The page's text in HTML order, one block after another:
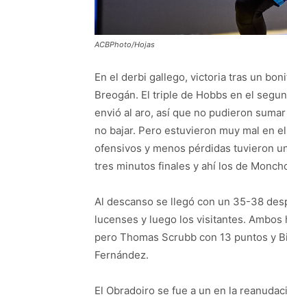
ACBPhoto/Hojas
En el derbi gallego, victoria tras un
Breogán. El triple de Hobbs en el
envió al aro, así que no pudieron
no bajar. Pero estuvieron muy mal en
ofensivos y menos pérdidas tuvieron
tres minutos finales y ahí los de
Al descanso se llegó con un 35-38
lucenses y luego los visitantes.
pero Thomas Scrubb con 13 puntos y
Fernández.
El Obradoiro se fue a un en la